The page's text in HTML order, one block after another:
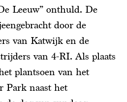
Leeuw” onthuld. De
door de
van Katwijk en de
van 4-RI. Als plaats
plantsoen van het
Park naast het